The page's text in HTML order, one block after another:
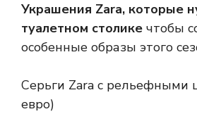
Украшения Zara, которые
туалетном столике чтобы
особенные образы этого
Серьги Zara с рельефными
евро)